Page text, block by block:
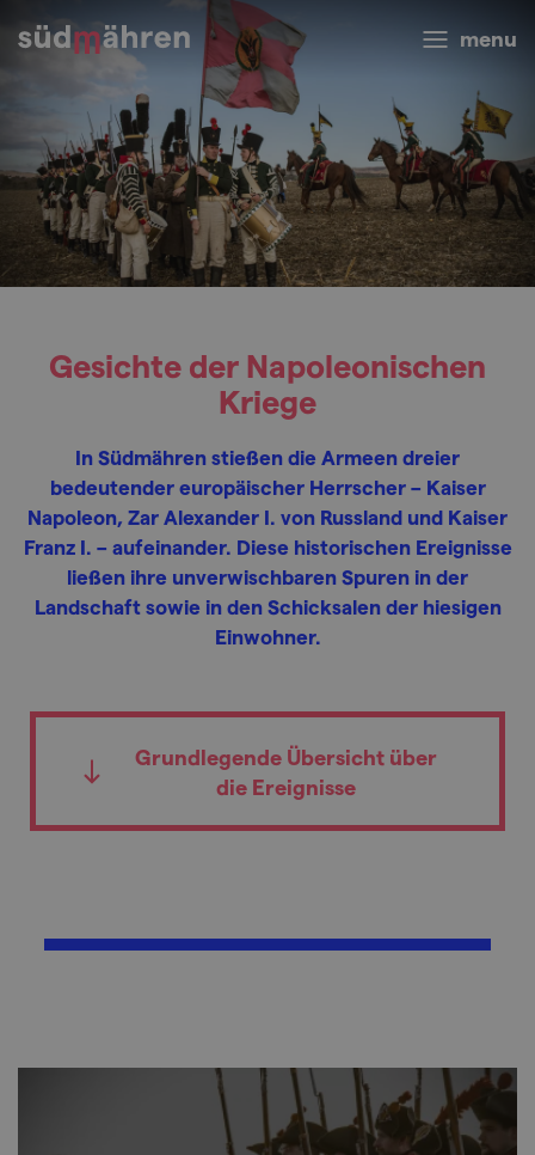
menu
Gesichte der Napoleonischen
Kriege
In Südmähren stießen die Armeen dreier
bedeutender europäischer Herrscher – Kaiser
Napoleon, Zar Alexander I. von Russland und Kaiser
Franz I. – aufeinander. Diese historischen Ereignisse
ließen ihre unverwischbaren Spuren in der
Landschaft sowie in den Schicksalen der hiesigen
Einwohner.
Grundlegende Übersicht über
die Ereignisse